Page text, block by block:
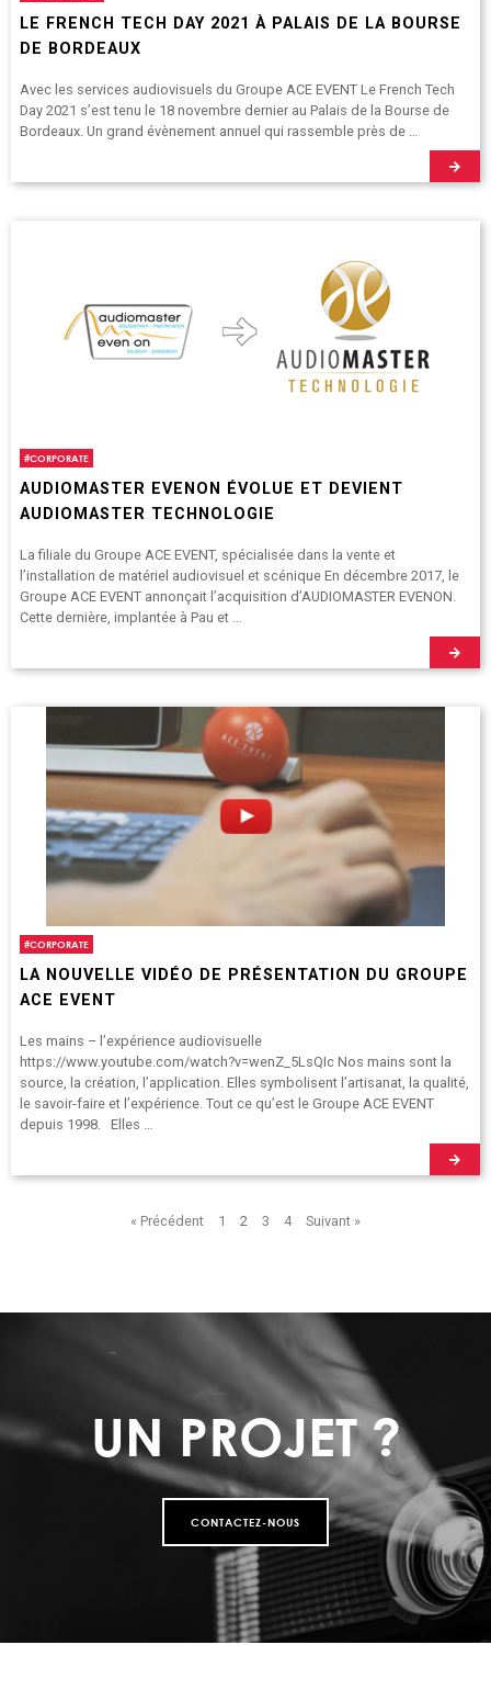
LE FRENCH TECH DAY 2021 À PALAIS DE LA BOURSE
DE BORDEAUX
Avec les services audiovisuels du Groupe ACE EVENT Le French Tech
Day 2021 s’est tenu le 18 novembre dernier au Palais de la Bourse de
Bordeaux. Un grand évènement annuel qui rassemble près de …
#CORPORATE
AUDIOMASTER EVENON ÉVOLUE ET DEVIENT
AUDIOMASTER TECHNOLOGIE
La filiale du Groupe ACE EVENT, spécialisée dans la vente et
l’installation de matériel audiovisuel et scénique En décembre 2017, le
Groupe ACE EVENT annonçait l’acquisition d’AUDIOMASTER EVENON.
Cette dernière, implantée à Pau et …
#CORPORATE
LA NOUVELLE VIDÉO DE PRÉSENTATION DU GROUPE
ACE EVENT
Les mains – l’expérience audiovisuelle
https://www.youtube.com/watch?v=wenZ_5LsQIc Nos mains sont la
source, la création, l’application. Elles symbolisent l’artisanat, la qualité,
le savoir-faire et l’expérience. Tout ce qu’est le Groupe ACE EVENT
depuis 1998. Elles …
« Précédent 1 2 3 4 Suivant »
UN PROJET ?
CONTACTEZ-NOUS